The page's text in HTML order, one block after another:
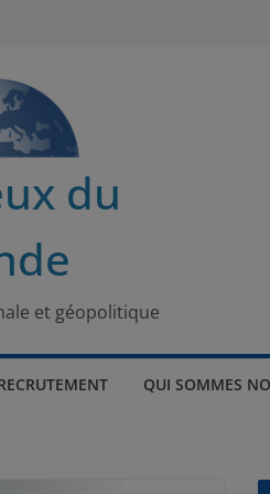
du
et géopolitique
QUI SOMMES